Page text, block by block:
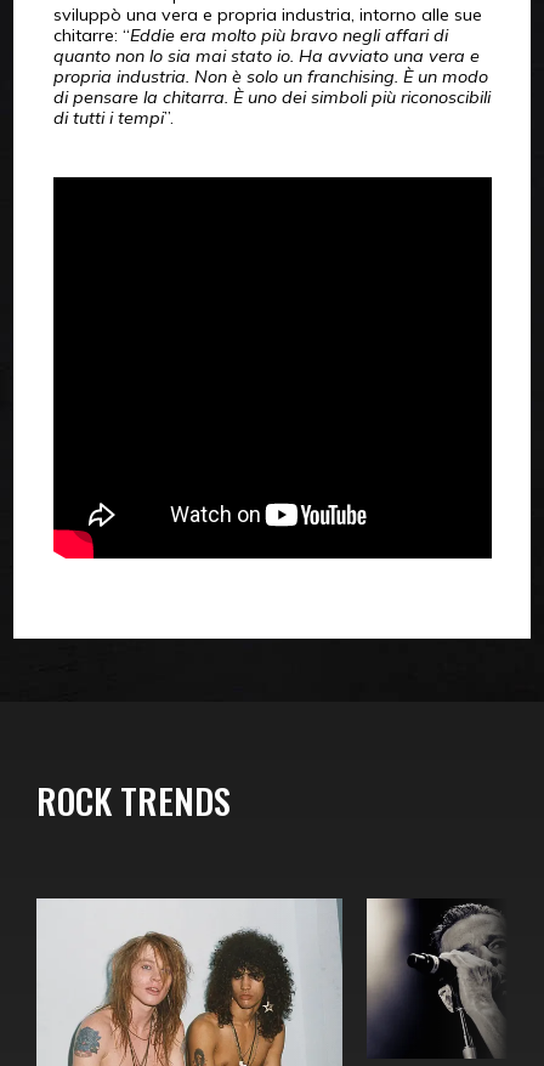
sviluppò una vera e propria industria, intorno alle sue
chitarre: “Eddie era molto più bravo negli affari di
quanto non lo sia mai stato io. Ha avviato una vera e
propria industria. Non è solo un franchising. È un modo
di pensare la chitarra. È uno dei simboli più riconoscibili
di tutti i tempi”.
ROCK TRENDS